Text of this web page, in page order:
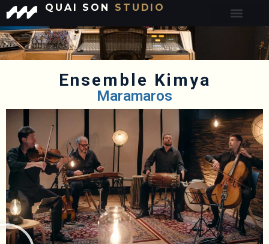
QUAI SON STUDIO
Ensemble Kimya
Maramaros